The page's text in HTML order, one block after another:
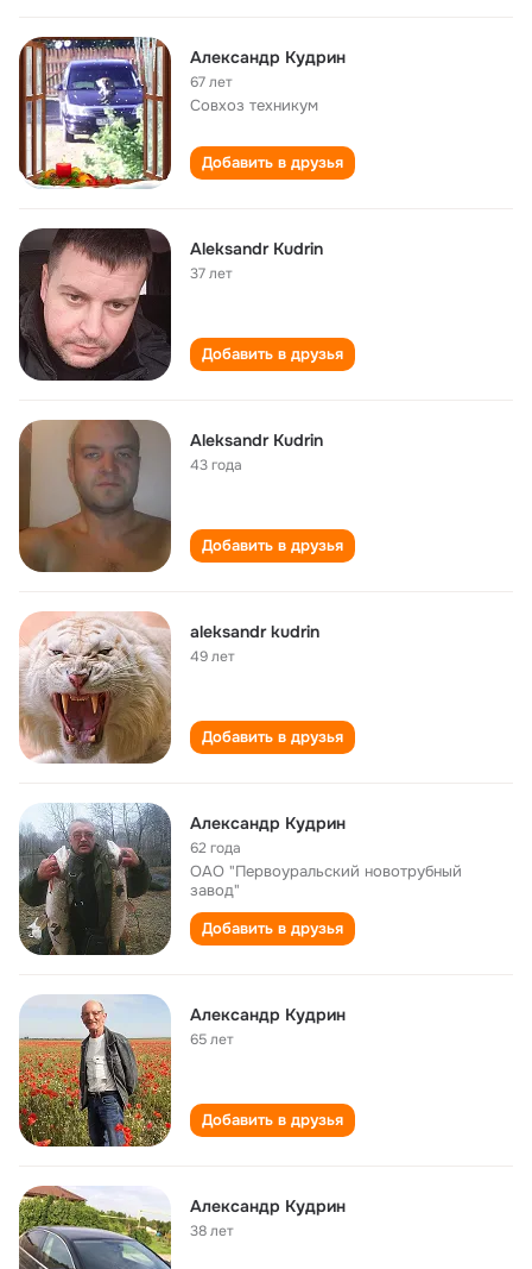
Александр Кудрин
67 лет
Совхоз техникум
Добавить в друзья
Aleksandr Kudrin
37 лет
Добавить в друзья
Aleksandr Kudrin
43 года
Добавить в друзья
aleksandr kudrin
49 лет
Добавить в друзья
Александр Кудрин
62 года
ОАО "Первоуральский новотрубный
завод"
Добавить в друзья
Александр Кудрин
65 лет
Добавить в друзья
Александр Кудрин
38 лет